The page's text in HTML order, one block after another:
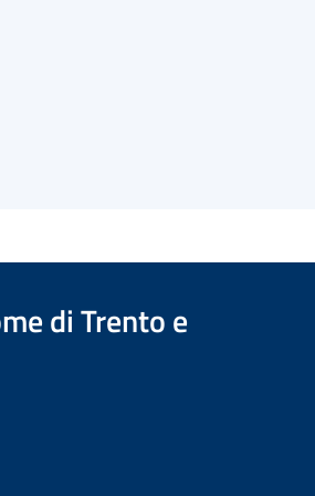
di Trento e